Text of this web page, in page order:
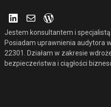
LinkedIn
Mail
Jestem konsultantem i
Posiadam uprawnienia audytora
22301. Działam w zakresie
bezpieczeństwa i ciągłości